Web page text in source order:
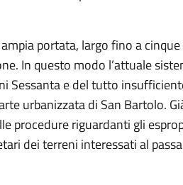
portata, largo fino a
In questo modo l’attuale
Sessanta e del tutto
urbanizzata di San Bartolo.
procedure riguardanti gli
dei terreni interessati al